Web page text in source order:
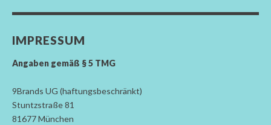
IMPRESSUM
Angaben gemäß § 5 TMG
9Brands UG (haftungsbeschränkt)
Stuntzstraße 81
81677 München